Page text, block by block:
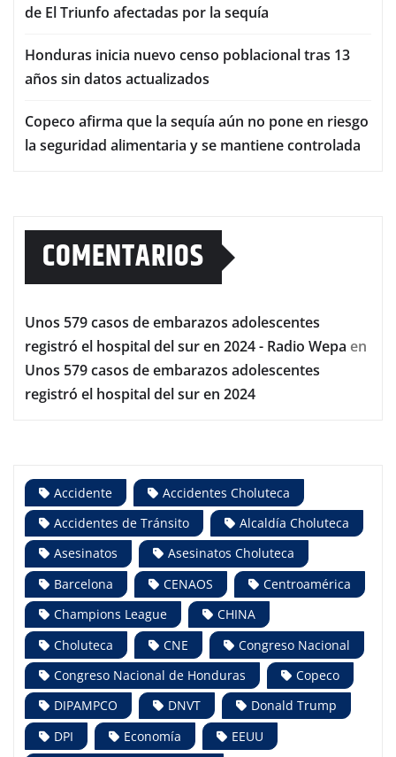
de El Triunfo afectadas por la sequía
Honduras inicia nuevo censo poblacional tras 13
años sin datos actualizados
Copeco afirma que la sequía aún no pone en riesgo
la seguridad alimentaria y se mantiene controlada
COMENTARIOS
Unos 579 casos de embarazos adolescentes
registró el hospital del sur en 2024 - Radio Wepa en
Unos 579 casos de embarazos adolescentes
registró el hospital del sur en 2024
Accidente
Accidentes Choluteca
Accidentes de Tránsito
Alcaldía Choluteca
Asesinatos
Asesinatos Choluteca
Barcelona
CENAOS
Centroamérica
Champions League
CHINA
Choluteca
CNE
Congreso Nacional
Congreso Nacional de Honduras
Copeco
DIPAMPCO
DNVT
Donald Trump
DPI
Economía
EEUU